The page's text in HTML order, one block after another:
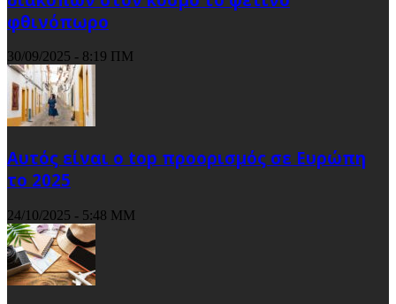
φθινόπωρο
30/09/2025 - 8:19 ΠΜ
Αυτός είναι ο top προορισμός σε Ευρώπη
το 2025
24/10/2025 - 5:48 ΜΜ